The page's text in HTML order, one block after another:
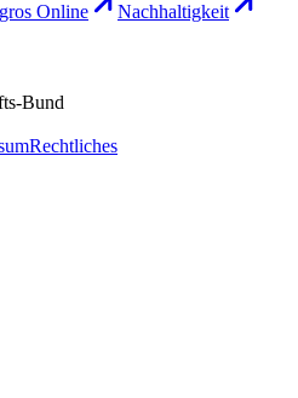
Online
Nachhaltigkeit
Bund
Rechtliches